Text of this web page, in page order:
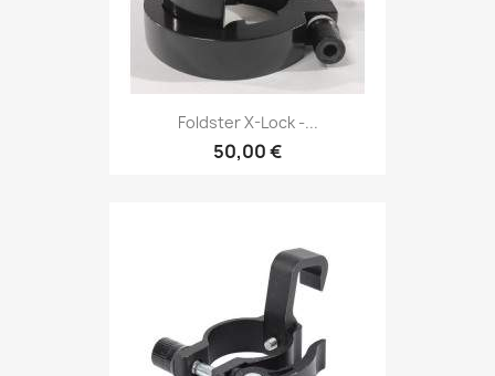
Foldster X-Lock -...
50,00 €